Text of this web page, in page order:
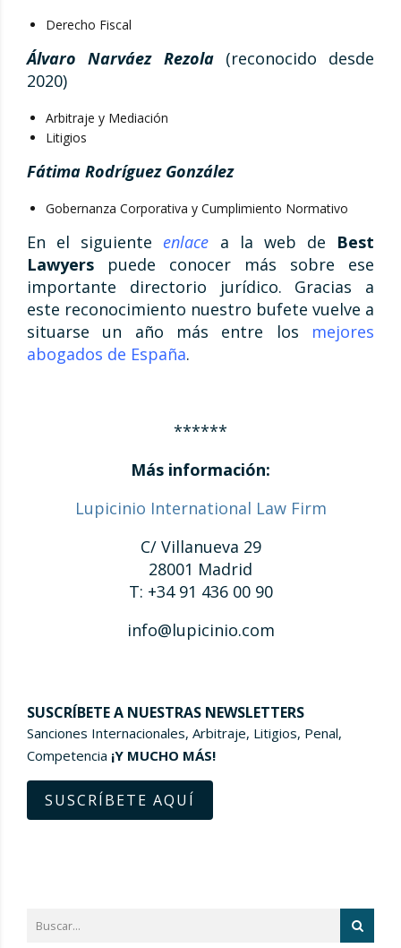
Derecho Fiscal
Álvaro Narváez Rezola(reconocido desde
2020)
Arbitraje y Mediación
Litigios
Fátima Rodríguez González
Gobernanza Corporativa y Cumplimiento Normativo
En el siguiente enlace a la web de Best
Lawyers puede conocer más sobre ese
importante directorio jurídico. Gracias a
este reconocimiento nuestro bufete vuelve a
situarse un año más entre los mejores
abogados de España.
******
Más información:
Lupicinio International Law Firm
C/ Villanueva 29
28001 Madrid
T: +34 91 436 00 90
info@lupicinio.com
SUSCRÍBETE A NUESTRAS NEWSLETTERS
Sanciones Internacionales, Arbitraje, Litigios, Penal,
Competencia ¡Y MUCHO MÁS!
SUSCRÍBETE AQUÍ